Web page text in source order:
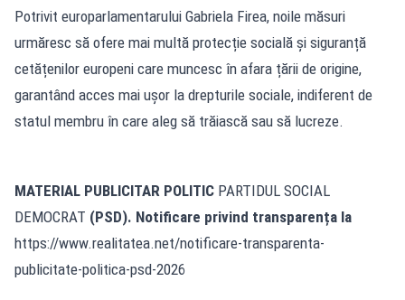
Potrivit europarlamentarului Gabriela Firea, noile măsuri
urmăresc să ofere mai multă protecție socială și siguranță
cetățenilor europeni care muncesc în afara țării de origine,
garantând acces mai ușor la drepturile sociale, indiferent de
statul membru în care aleg să trăiască sau să lucreze.
MATERIAL PUBLICITAR POLITIC PARTIDUL SOCIAL
DEMOCRAT (PSD). Notificare privind transparența la
https://www.realitatea.net/notificare-transparenta-
publicitate-politica-psd-2026